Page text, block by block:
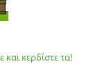
κερδίστε τα!